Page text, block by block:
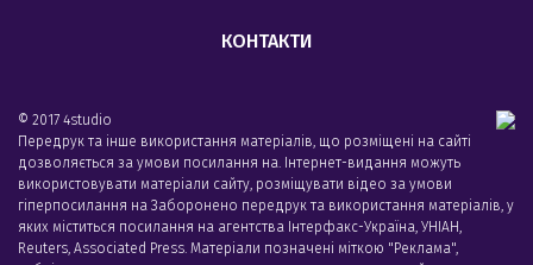
КОНТАКТИ
© 2017 4studio
Передрук та інше використання матеріалів, що розміщені на сайті
дозволяється за умови посилання на. Інтернет-видання можуть
використовувати матеріали сайту, розміщувати відео за умови
гіперпосилання на Заборонено передрук та використання матеріалів, у
яких міститься посилання на агентства Iнтерфакс-Україна, УНIАН,
Reuters, Associated Press. Матеріали позначені міткою "Реклама",